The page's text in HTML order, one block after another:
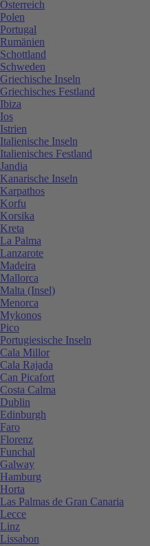
Österreich
Polen
Portugal
Rumänien
Schottland
Schweden
Griechische Inseln
Griechisches Festland
Ibiza
Ios
Istrien
Italienische Inseln
Italienisches Festland
Jandia
Kanarische Inseln
Karpathos
Korfu
Korsika
Kreta
La Palma
Lanzarote
Madeira
Mallorca
Malta (Insel)
Menorca
Mykonos
Pico
Portugiesische Inseln
Cala Millor
Cala Rajada
Can Picafort
Costa Calma
Dublin
Edinburgh
Faro
Florenz
Funchal
Galway
Hamburg
Horta
Las Palmas de Gran Canaria
Lecce
Linz
Lissabon